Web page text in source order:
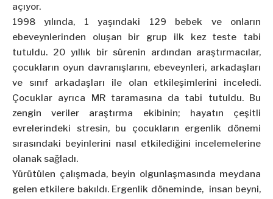
açıyor.
1998 yılında, 1 yaşındaki 129 bebek ve onların
ebeveynlerinden oluşan bir grup ilk kez teste tabi
tutuldu. 20 yıllık bir sürenin ardından araştırmacılar,
çocukların oyun davranışlarını, ebeveynleri, arkadaşları
ve sınıf arkadaşları ile olan etkileşimlerini inceledi.
Çocuklar ayrıca MR taramasına da tabi tutuldu. Bu
zengin veriler araştırma ekibinin; hayatın çeşitli
evrelerindeki stresin, bu çocukların ergenlik dönemi
sırasındaki beyinlerini nasıl etkilediğini incelemelerine
olanak sağladı.
Yürütülen çalışmada, beyin olgunlaşmasında meydana
gelen etkilere bakıldı. Ergenlik döneminde, insan beyni,